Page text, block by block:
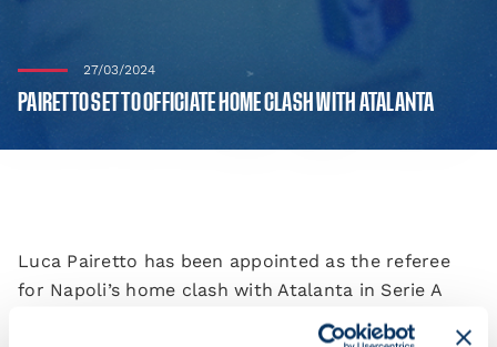
27/03/2024
PAIRETTO SET TO OFFICIATE HOME CLASH WITH ATALANTA
Luca Pairetto has been appointed as the referee
for Napoli’s home clash with Atalanta in Serie A
Week 30 at 12:30 CET on Saturday.